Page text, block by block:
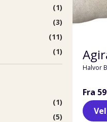
(1)
(3)
(11)
(1)
(1)
(5)
Halvor
Fra